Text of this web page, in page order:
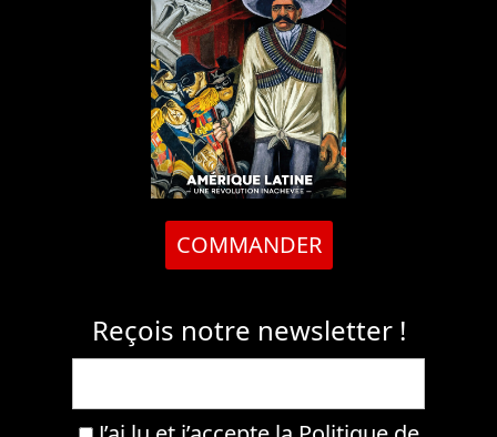
COMMANDER
Reçois notre newsletter !